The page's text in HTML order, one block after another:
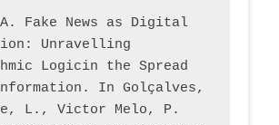
A. Fake News as Digital
Unravelling
Logicin the Spread
In Golçalves,
L., Victor Melo, P.